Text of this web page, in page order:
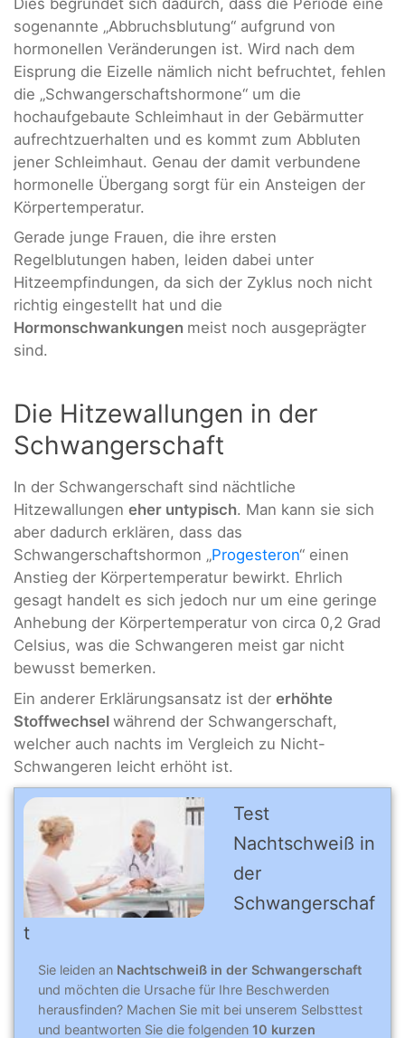
sogenannte „Abbruchsblutung“ aufgrund von
hormonellen Veränderungen ist. Wird nach dem
Eisprung die Eizelle nämlich nicht befruchtet, fehlen
die „Schwangerschaftshormone“ um die
hochaufgebaute Schleimhaut in der Gebärmutter
aufrechtzuerhalten und es kommt zum Abbluten
jener Schleimhaut. Genau der damit verbundene
hormonelle Übergang sorgt für ein Ansteigen der
Körpertemperatur.
Gerade junge Frauen, die ihre ersten
Regelblutungen haben, leiden dabei unter
Hitzeempfindungen, da sich der Zyklus noch nicht
richtig eingestellt hat und die
Hormonschwankungen meist noch ausgeprägter
sind.
Die Hitzewallungen in der
Schwangerschaft
In der Schwangerschaft sind nächtliche
Hitzewallungen eher untypisch. Man kann sie sich
aber dadurch erklären, dass das
Schwangerschaftshormon „Progesteron“ einen
Anstieg der Körpertemperatur bewirkt. Ehrlich
gesagt handelt es sich jedoch nur um eine geringe
Anhebung der Körpertemperatur von circa 0,2 Grad
Celsius, was die Schwangeren meist gar nicht
bewusst bemerken.
Ein anderer Erklärungsansatz ist der erhöhte
Stoffwechsel während der Schwangerschaft,
welcher auch nachts im Vergleich zu Nicht-
Schwangeren leicht erhöht ist.
Test
Nachtschweiß in
der
Schwangerschaf
t
Sie leiden an Nachtschweiß in der Schwangerschaft
und möchten die Ursache für Ihre Beschwerden
herausfinden? Machen Sie mit bei unserem Selbsttest
und beantworten Sie die folgenden 10 kurzen